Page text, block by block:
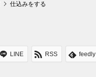
仕込みをする
LINE RSS feedly